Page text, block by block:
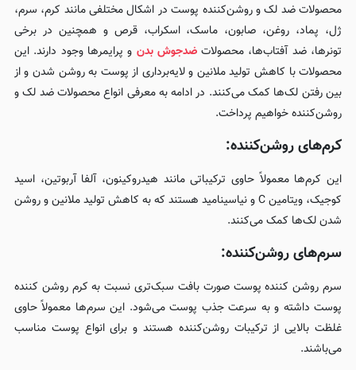
محصولات ضد لک و روشن‌کننده پوست در اشکال مختلفی مانند کرم، سرم،
ژل، پماد، روغن، صابون، ماسک، اسکراب، قرص و همچنین در برخی
تونرها، ضد آفتاب‌ها، محصولاتضدجوش بدن و پرایمرها وجود دارند. این
محصولات با کاهش تولید ملانین و لایه‌برداری از پوست به روشن شدن و از
بین رفتن لک‌ها کمک می‌کنند. در ادامه به معرفی انواع محصولات ضد لک و
روشن‌کننده خواهیم پرداخت.
کرم‌های روشن‌کننده:
این کرم‌ها معمولاً حاوی ترکیباتی مانند هیدروکینون، آلفا آربوتین، اسید
کوجیک، ویتامین C و نیاسینامید هستند که به کاهش تولید ملانین و روشن
شدن لک‌ها کمک می‌کنند.
سرم‌های روشن‌کننده:
سرم‌ روشن کننده پوست صورت بافت سبک‌تری نسبت به کرم‌ روشن کننده
پوست داشته و به سرعت جذب پوست می‌شود. این سرم‌ها معمولاً حاوی
غلظت بالایی از ترکیبات روشن‌کننده هستند و برای انواع پوست مناسب
می‌باشند.